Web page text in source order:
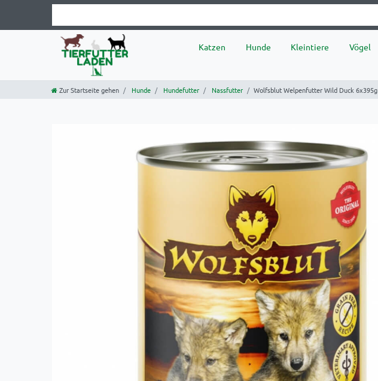
Katzen Hunde Kleintiere Vögel
Zur Startseite gehen Hunde Hundefutter Nassfutter Wolfsblut Welpenfutter Wild Duck 6x395g